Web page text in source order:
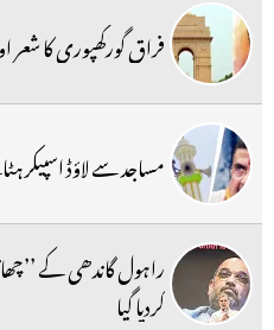
فراق گورکھپوری کا
مساجد سے لاؤڈ اسپیکر
راہول گاندھی کے
کردیا گیا